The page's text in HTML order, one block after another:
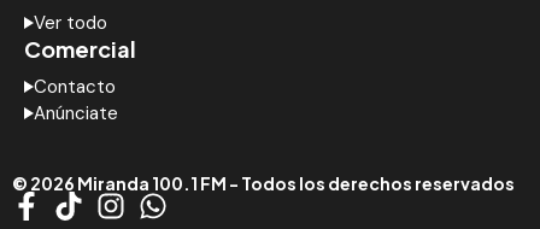
Ver todo
Comercial
Contacto
Anúnciate
© 2026 Miranda 100.1 FM - Todos los derechos reservados